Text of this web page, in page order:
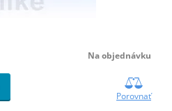
Na objednávku
Porovnať